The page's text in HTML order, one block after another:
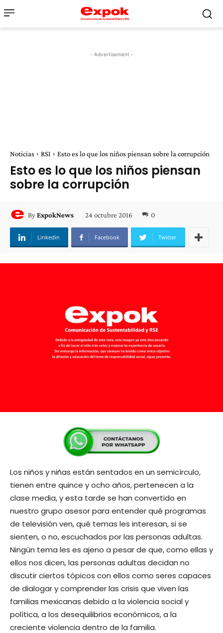
- Advertisement -
Noticias RSI Esto es lo que los niños piensan sobre la corrupción
Esto es lo que los niños piensan
sobre la corrupción
ByExpokNews 24 octubre 2016 0
Linkedin Facebook Twitter
Los niños y niñas están sentados en un semicírculo,
tienen entre quince y ocho años, pertenecen a la
clase media, y esta tarde se han convertido en
nuestro grupo asesor para entender qué programas
de televisión ven, qué temas les interesan, si se
sienten, o no, escuchados por las personas adultas.
Ningún tema les es ajeno a pesar de que, como ellas y
ellos nos dicen, las personas adultas decidan no
discutir ciertos tópicos con ellos como seres capaces
de dialogar y comprender las crisis que viven las
familias mexicanas debido a la violencia social y
política, a los desequilibrios económicos, a la
creciente violencia dentro de la familia.